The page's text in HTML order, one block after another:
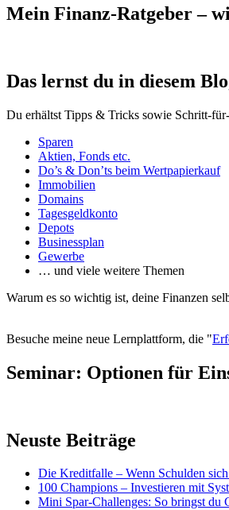
Mein Finanz-Ratgeber –
Das lernst du in diesem
Du erhältst Tipps & Tricks sowie Schritt-
Sparen
Aktien, Fonds etc.
Do’s & Don’ts beim Wertpapierkauf
Immobilien
Domains
Tagesgeldkonto
Depots
Businessplan
Gewerbe
… und viele weitere Themen
Warum es so wichtig ist, deine Finanzen
Besuche meine neue Lernplattform, die "
Seminar: Optionen für
Neuste Beiträge
Die Kreditfalle – Wenn Schulden
100 Champions – Investieren mit
Mini Spar-Challenges: So bringst du